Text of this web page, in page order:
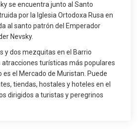
se encuentra junto al Santo
por la Iglesia Ortodoxa Rusa en
al santo patrón del Emperador
Nevsky.
y dos mezquitas en el Barrio
atracciones turísticas más populares
es el Mercado de Muristan. Puede
tiendas, hostales y hoteles en el
dirigidos a turistas y peregrinos